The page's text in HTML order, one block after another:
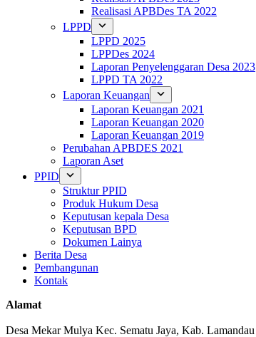
Realisasi APBDes TA 2022
LPPD
LPPD 2025
LPPDes 2024
Laporan Penyelenggaran Desa 2023
LPPD TA 2022
Laporan Keuangan
Laporan Keuangan 2021
Laporan Keuangan 2020
Laporan Keuangan 2019
Perubahan APBDES 2021
Laporan Aset
PPID
Struktur PPID
Produk Hukum Desa
Keputusan kepala Desa
Keputusan BPD
Dokumen Lainya
Berita Desa
Pembangunan
Kontak
Alamat
Desa Mekar Mulya Kec. Sematu Jaya, Kab. Lamandau